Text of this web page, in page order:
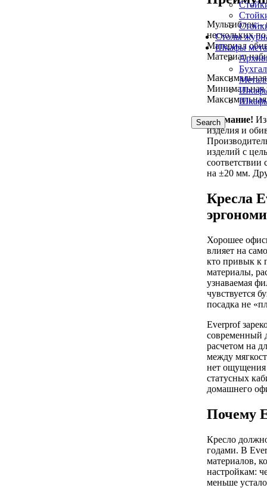
Столы
Шкафы
Шкафы
Search
Мультиблок –
нескольких
Материал
Материал
Минимальная
Максимальная
Внимание!
изделия и
изделий с
соответствии
на ±20 мм.
Кресла
Хорошее
влияет на
кто привык к
материалы,
узнаваемая
чувствуется
посадка не
Everprof
современный
расчетом на
между
нет ощущения
статусных
домашнего
Почему
Кресло
годами. В
материалов,
настройкам:
меньше